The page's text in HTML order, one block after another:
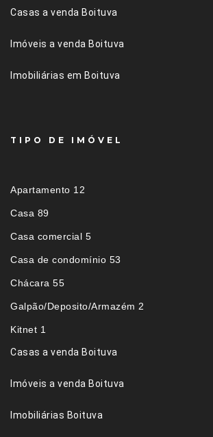
Casas a venda Boituva
Imóveis a venda Boituva
Imobiliárias em Boituva
TIPO DE IMÓVEL
Apartamento 12
Casa 89
Casa comercial 5
Casa de condomínio 53
Chácara 55
Galpão/Deposito/Armazém 2
Kitnet 1
Casas a venda Boituva
Imóveis a venda Boituva
Imobiliárias Boituva